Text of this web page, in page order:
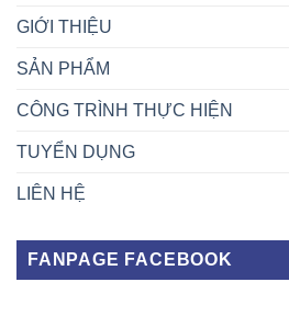
GIỚI THIỆU
SẢN PHẨM
CÔNG TRÌNH THỰC HIỆN
TUYỂN DỤNG
LIÊN HỆ
FANPAGE FACEBOOK